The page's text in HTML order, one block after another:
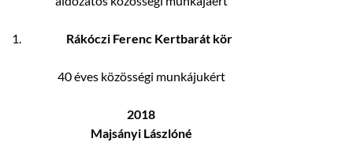
Rákóczi Ferenc Kertbarát kör
40 éves közösségi munkájukért
2018
Majsányi Lászlóné